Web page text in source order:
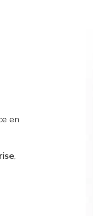
en
,